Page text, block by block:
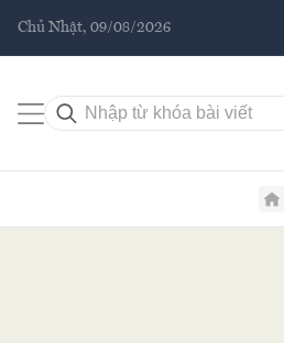
Chủ Nhật, 09/08/2026